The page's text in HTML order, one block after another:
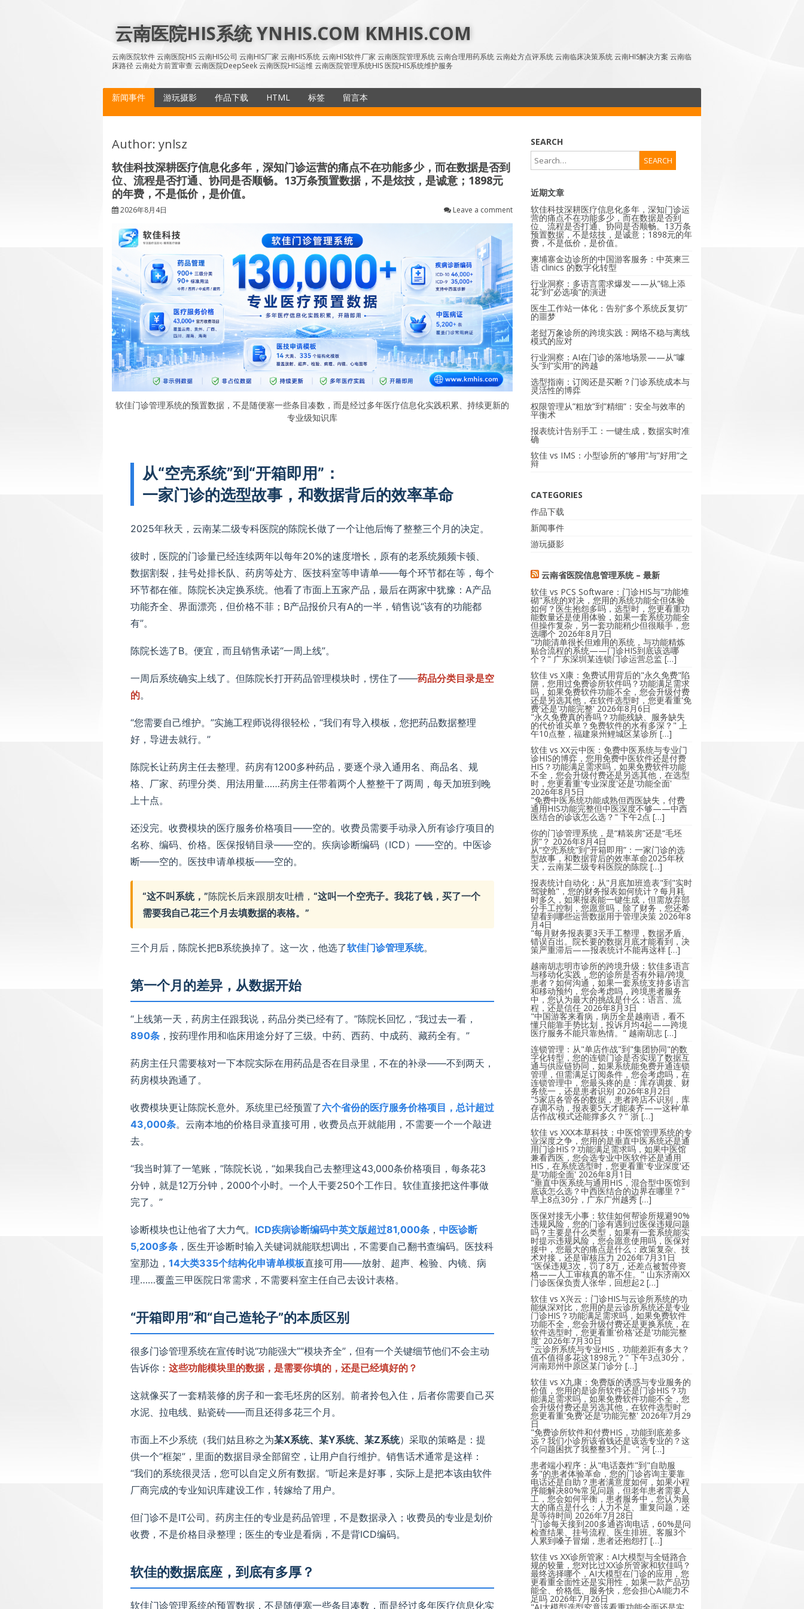
content
云南医院HIS系统 YNHIS.COM KMHIS.COM
云南医院软件 云南医院HIS 云南HIS公司 云南HIS厂家 云南HIS系统 云南HIS软件厂家 云南医院管理系统 云南合理用药系统 云南处方点评系统 云南临床决策系统 云南HIS解决方案 云南临
床路径 云南处方前置审查 云南医院DeepSeek 云南医院HIS运维 云南医院管理系统HIS 医院HIS系统维护服务
新闻事件 游玩摄影 作品下载
HTML
SiteMap
标签 留言本
Author: ynlsz
软佳科技深耕医疗信息化多年，深知门诊运营的痛点不在功能多少，而在数据是否到
位、流程是否打通、协同是否顺畅。13万条预置数据，不是炫技，是诚意；1898元
的年费，不是低价，是价值。
2026年8月4日 Leave a comment
软佳门诊管理系统的预置数据，不是随便塞一些条目凑数，而是经过多年医疗信息化实践积累、持续更新的
专业级知识库
从“空壳系统”到“开箱即用”：
一家门诊的选型故事，和数据背后的效率革命
2025年秋天，云南某二级专科医院的陈院长做了一个让他后悔了整整三个月的决定。
彼时，医院的门诊量已经连续两年以每年20%的速度增长，原有的老系统频频卡顿、
数据割裂，挂号处排长队、药房等处方、医技科室等申请单——每个环节都在等，每个
环节都在催。陈院长决定换系统。他看了市面上五家产品，最后在两家中犹豫：A产品
功能齐全、界面漂亮，但价格不菲；B产品报价只有A的一半，销售说“该有的功能都
有”。
陈院长选了B。便宜，而且销售承诺“一周上线”。
一周后系统确实上线了。但陈院长打开药品管理模块时，愣住了——药品分类目录是空
的。
“您需要自己维护。”实施工程师说得很轻松，“我们有导入模板，您把药品数据整理
好，导进去就行。”
陈院长让药房主任去整理。药房有1200多种药品，要逐个录入通用名、商品名、规
格、厂家、药理分类、用法用量……药房主任带着两个人整整干了两周，每天加班到晚
上十点。
还没完。收费模块的医疗服务价格项目——空的。收费员需要手动录入所有诊疗项目的
名称、编码、价格。医保报销目录——空的。疾病诊断编码（ICD）——空的。中医诊
断——空的。医技申请单模板——空的。
“这不叫系统，”陈院长后来跟朋友吐槽， “这叫一个空壳子。我花了钱，买了一个
需要我自己花三个月去填数据的表格。”
三个月后，陈院长把B系统换掉了。这一次，他选了软佳门诊管理系统。
第一个月的差异，从数据开始
“上线第一天，药房主任跟我说，药品分类已经有了。”陈院长回忆，“我过去一看，
890条 ，按药理作用和临床用途分好了三级。中药、西药、中成药、藏药全有。”
药房主任只需要核对一下本院实际在用药品是否在目录里，不在的补录——不到两天，
药房模块跑通了。
收费模块更让陈院长意外。系统里已经预置了六个省份的医疗服务价格项目，总计超过
43,000条。云南本地的价格目录直接可用，收费员点开就能用，不需要一个一个敲进
去。
“我当时算了一笔账，”陈院长说，“如果我自己去整理这43,000条价格项目，每条花3
分钟，就是12万分钟，2000个小时。一个人干要250个工作日。软佳直接把这件事做
完了。”
诊断模块也让他省了大力气。 ICD疾病诊断编码中英文版超过81,000条 ， 中医诊断
5,200多条 ，医生开诊断时输入关键词就能联想调出，不需要自己翻书查编码。医技科
室那边， 14大类335个结构化申请单模板直接可用——放射、超声、检验、内镜、病
理……覆盖三甲医院日常需求，不需要科室主任自己去设计表格。
“开箱即用”和“自己造轮子”的本质区别
很多门诊管理系统在宣传时说“功能强大”“模块齐全”，但有一个关键细节他们不会主动
告诉你： 这些功能模块里的数据，是需要你填的，还是已经填好的？
这就像买了一套精装修的房子和一套毛坯房的区别。前者拎包入住，后者你需要自己买
水泥、拉电线、贴瓷砖——而且还得多花三个月。
市面上不少系统（我们姑且称之为某X系统、某Y系统、某Z系统）采取的策略是：提
供一个“框架”，里面的数据目录全部留空，让用户自行维护。销售话术通常是这样：
“我们的系统很灵活，您可以自定义所有数据。”听起来是好事，实际上是把本该由软件
厂商完成的专业知识库建设工作，转嫁给了用户。
但门诊不是IT公司。药房主任的专业是药品管理，不是数据录入；收费员的专业是划价
收费，不是价格目录整理；医生的专业是看病，不是背ICD编码。
软佳的数据底座，到底有多厚？
软佳门诊管理系统的预置数据，不是随便塞一些条目凑数，而是经过多年医疗信息化实
SEARCH
近期文章
软佳科技深耕医疗信息化多年，深知门诊运
营的痛点不在功能多少，而在数据是否到
位、流程是否打通、协同是否顺畅。13万条
预置数据，不是炫技，是诚意；1898元的年
费，不是低价，是价值。
柬埔寨金边诊所的中国游客服务：中英柬三
语 clinics 的数字化转型
行业洞察：多语言需求爆发——从”锦上添
花”到”必选项”的演进
医生工作站一体化：告别”多个系统反复切”
的噩梦
老挝万象诊所的跨境实践：网络不稳与离线
模式的应对
行业洞察：AI在门诊的落地场景——从”噱
头”到”实用”的跨越
选型指南：订阅还是买断？门诊系统成本与
灵活性的博弈
权限管理从”粗放”到”精细”：安全与效率的
平衡术
报表统计告别手工：一键生成，数据实时准
确
软佳 vs IMS：小型诊所的”够用”与”好用”之
辩
CATEGORIES
作品下载
新闻事件
游玩摄影
云南省医院信息管理系统 – 最新
软佳 vs PCS Software：门诊HIS与"功能堆
砌"系统的对决，您用的系统功能全但体验
如何？医生抱怨多吗，选型时，您更看重功
能数量还是使用体验，如果一套系统功能全
但操作复杂，另一套功能稍少但很顺手，您
选哪个 2026年8月7日
"功能清单很长但难用的系统，与功能精炼
贴合流程的系统——门诊HIS到底该选哪
个？" 广东深圳某连锁门诊运营总监 […]
软佳 vs X康：免费试用背后的"永久免费"陷
阱，您用过免费诊所软件吗？功能满足需求
吗，如果免费软件功能不全，您会升级付费
还是另选其他，在软件选型时，您更看重'免
费'还是'功能完整' 2026年8月6日
"永久免费真的香吗？功能残缺、服务缺失
的代价谁买单？免费软件的水有多深？" 上
午10点整，福建泉州鲤城区某诊所 […]
软佳 vs XX云中医：免费中医系统与专业门
诊HIS的博弈，您用免费中医软件还是付费
HIS？功能满足需求吗，如果免费软件功能
不全，您会升级付费还是另选其他，在选型
时，您更看重'专业深度'还是'功能全面'
2026年8月5日
"免费中医系统功能成熟但西医缺失，付费
通用HIS功能完整但中医深度不够——中西
医结合的诊该怎么选？" 下午2点 […]
你的门诊管理系统，是“精装房”还是“毛坯
房”？ 2026年8月4日
从“空壳系统”到“开箱即用”：一家门诊的选
型故事，和数据背后的效率革命2025年秋
天，云南某二级专科医院的陈院 […]
报表统计自动化：从"月底加班造表"到"实时
驾驶舱"，您的财务报表如何统计？每月耗
时多久，如果报表能一键生成，但需放弃部
分手工控制，您愿意吗，除了财务，您还希
望看到哪些运营数据用于管理决策 2026年8
月4日
"每月财务报表要3天手工整理，数据矛盾、
错误百出。院长要的数据月底才能看到，决
策严重滞后——报表统计不能再这样 […]
越南胡志明市诊所的跨境升级：软佳多语言
与移动化实践，您的诊所是否有外籍/跨境
患者？如何沟通，如果一套系统支持多语言
和移动预约，您会考虑吗，跨境患者服务
中，您认为最大的挑战是什么：语言、流
程，还是信任 2026年8月3日
"中国游客来看病，病历全是越南语，看不
懂只能靠手势比划，投诉月均4起——跨境
医疗服务不能只靠热情。" 越南胡志 […]
连锁管理：从"单店作战"到"集团协同"的数
字化转型，您的连锁门诊是否实现了数据互
通与供应链协同，如果系统能免费开通连锁
管理，但需满足订阅条件，您会考虑吗，在
连锁管理中，您最头疼的是：库存调拨、财
务统一，还是患者识别 2026年8月2日
"5家店各管各的数据，患者跨店不识别，库
存调不动，报表要5天才能凑齐——这种'单
店作战'模式还能撑多久？" 浙 […]
软佳 vs XXX本草科技：中医馆管理系统的专
业深度之争，您用的是垂直中医系统还是通
用门诊HIS？功能满足需求吗，如果中医馆
兼看西医，您会选专业中医软件还是通用
HIS，在系统选型时，您更看重'专业深度'还
是'功能全面' 2026年8月1日
"垂直中医系统与通用HIS，混合型中医馆到
底该怎么选？中西医结合的边界在哪里？"
早上8点30分，广东广州越秀 […]
医保对接无小事：软佳如何帮诊所规避90%
违规风险，您的门诊有遇到过医保违规问题
吗？主要是什么类型，如果有一套系统能实
时提示违规风险，您会愿意使用吗，医保对
接中，您最大的痛点是什么：政策复杂、技
术对接，还是审核压力 2026年7月31日
"医保违规3次，罚了8万，还差点被暂停资
格——人工审核真的靠不住。" 山东济南XX
门诊医保负责人张华，回想起2 […]
软佳 vs X兴云：门诊HIS与云诊所系统的功
能纵深对比，您用的是云诊所系统还是专业
门诊HIS？功能满足需求吗，如果免费软件
功能不全，您会升级付费还是更换系统，在
软件选型时，您更看重'价格'还是'功能完整
度' 2026年7月30日
"云诊所系统与专业HIS，功能差距有多大？
值不值得多花这1898元？" 下午3点30分，
河南郑州中原区某门诊分 […]
软佳 vs X九康：免费版的诱惑与专业服务的
价值，您用的是诊所软件还是门诊HIS？功
能满足需求吗，如果免费软件功能不全，您
会升级付费还是另选其他，在软件选型时，
您更看重'免费'还是'功能完整' 2026年7月29
日
"免费诊所软件和付费HIS，功能到底差多
远？我们小诊所该省钱还是该选专业的？这
个问题困扰了我整整3个月。" 河 […]
患者端小程序：从"电话轰炸"到"自助服
务"的患者体验革命，您的门诊咨询主要靠
电话还是自助？患者满意度如何，如果小程
序能解决80%常见问题，但老年患者需要人
工，您会如何平衡，患者服务中，您认为最
大的痛点是什么：人力不足、重复问题，还
是等待时间 2026年7月28日
"门诊每天接到200多通咨询电话，60%是问
检查结果、挂号流程、医生排班。客服3个
人累到嗓子冒烟，患者还抱怨打 […]
软佳 vs XX诊所管家：AI大模型与全链路合
规的较量，您对比过XX诊所管家和软佳吗？
最终选择哪个，AI大模型在门诊的应用，您
更看重全面性还是实用性，如果一款产品功
能全、价格低、服务快，您会担心AI能力不
足吗 2026年7月26日